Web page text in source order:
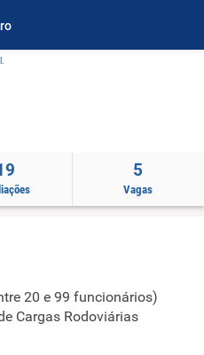
5
Vagas
20 e 99 funcionários)
Cargas Rodoviárias